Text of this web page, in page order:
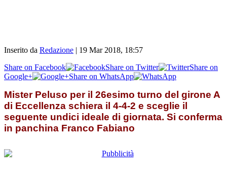
Inserito da Redazione | 19 Mar 2018, 18:57
Share on Facebook
Share on Twitter
Share on
Google+
Share on WhatsApp
Mister Peluso per il 26esimo turno del girone A
di Eccellenza schiera il 4-4-2 e sceglie il
seguente undici ideale di giornata. Si conferma
in panchina Franco Fabiano